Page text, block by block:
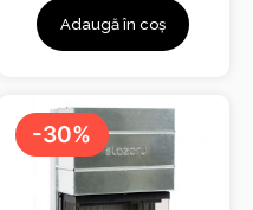
Adaugă în coș
-30%
Prețul
inițial
a
fost:
3.986,00 €.